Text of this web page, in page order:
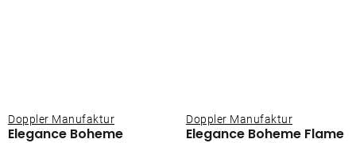
Elegance Boheme
Doppler Manufaktur
Elegance Boheme Flame
Doppler Manufaktur